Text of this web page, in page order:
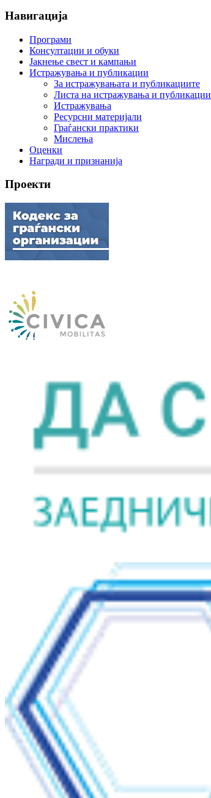
Навигација
Програми
Консултации и обуки
Јакнење свест и кампањи
Истражувања и публикации
За истражувањата и публикациите
Листа на истражувања и публикации
Истражувања
Ресурсни материјали
Граѓански практики
Мислења
Оценки
Награди и признанија
Проекти